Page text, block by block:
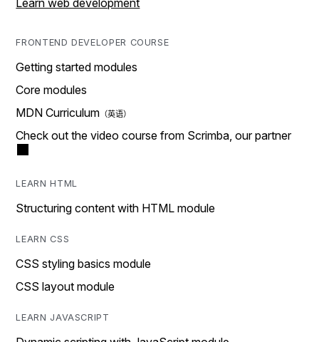
Learn web development
FRONTEND DEVELOPER COURSE
Getting started modules
Core modules
MDN Curriculum
Check out the video course from Scrimba, our partner
LEARN HTML
Structuring content with HTML module
LEARN CSS
CSS styling basics module
CSS layout module
LEARN JAVASCRIPT